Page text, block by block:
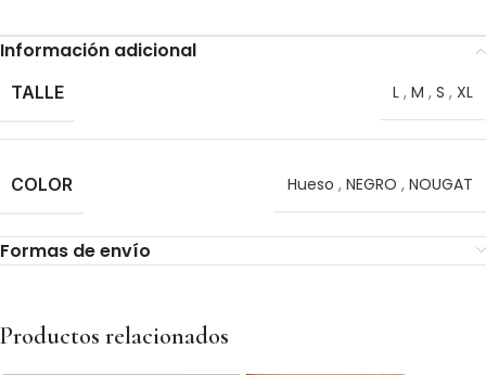
Información adicional
TALLE L , M , S , XL
COLOR Hueso , NEGRO , NOUGAT
Formas de envío
Productos relacionados